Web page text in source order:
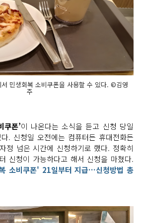
민생회복 소비쿠폰을 사용할 수 있다. ©김영
주
쿠폰’이 나온다는 소식을 듣고 신청 당일
. 신청일 오전에는 컴퓨터든 휴대전화든
정 넘은 시간에 신청하기로 했다. 정확히
신청이 가능하다고 해서 신청을 마쳤다.
소비쿠폰' 21일부터 지급…신청방법 총